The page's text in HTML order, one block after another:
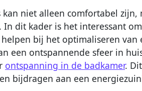
niet alleen comfortabel
In dit kader is het interessant
bij het optimaliseren van
een ontspannende sfeer in
ontspanning in de badkamer.
bijdragen aan een